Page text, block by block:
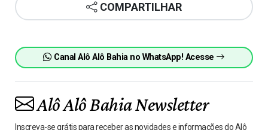
COMPARTILHAR
Canal Alô Alô Bahia no WhatsApp! Acesse
Alô Alô Bahia Newsletter
Inscreva-se grátis para receber as novidades e informações do Alô